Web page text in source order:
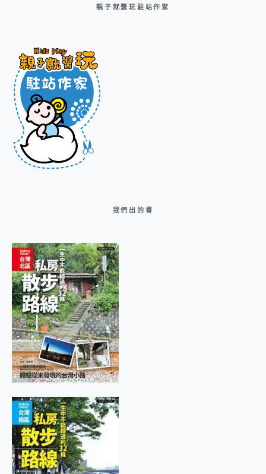
親子就醬玩駐站作家
我們出的書